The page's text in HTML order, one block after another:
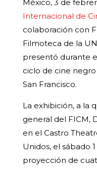
México, 3 de
Internacional de
colaboración con
Filmoteca de la
presentó durante
ciclo de cine
San Francisco.
La exhibición, a la
general del FICM,
en el Castro
Unidos, el sábado
proyección de